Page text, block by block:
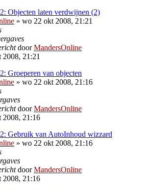
Objecten laten verdwijnen (2)
» wo 22 okt 2008, 21:21
doorMandersOnline
21:21
Groeperen van objecten
» wo 22 okt 2008, 21:16
doorMandersOnline
2008, 21:16
Gebruik van AutoInhoud wizzard
» wo 22 okt 2008, 21:16
doorMandersOnline
2008, 21:16